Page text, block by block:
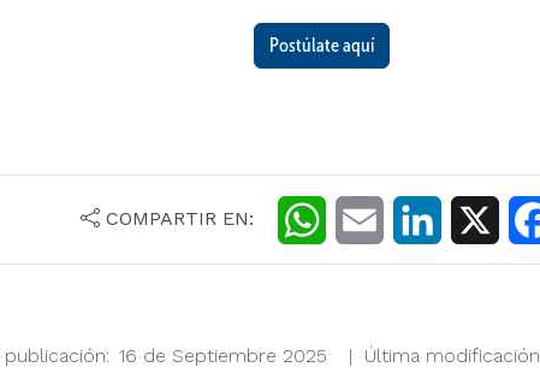
Postúlate aquí
COMPARTIR EN: W
h m
i
i
k
publicación 16 de Septiembre 2025 Última modificación